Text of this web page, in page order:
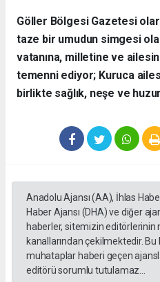
​Göller Bölgesi Gazetesi
taze bir umudun simgesi
vatanına, milletine ve
temenni ediyor; Kuruca
birlikte sağlık, neşe ve
Anadolu Ajansı (AA), İhlas
Haber Ajansı (DHA) ve diğer
haberler, sitemizin
kanallarından çekilmektedir.
muhataplar haberi geçen
editörü sorumlu tutulamaz...